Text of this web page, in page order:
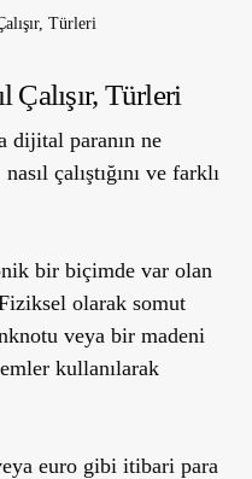
Türleri
Çalışır, Türleri
dijital paranın ne
çalıştığını ve farklı
bir biçimde var olan
olarak somut
veya bir madeni
kullanılarak
euro gibi itibari para